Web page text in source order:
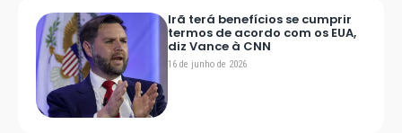
Irã terá benefícios se cumprir
termos de acordo com os EUA,
diz Vance à CNN
16 de junho de 2026